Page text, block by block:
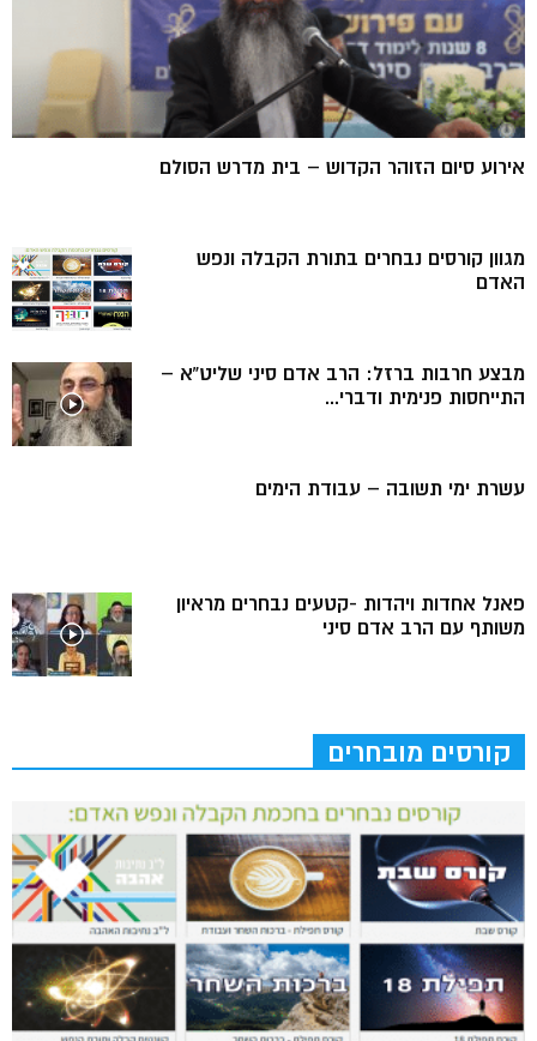
אירוע סיום הזוהר הקדוש – בית מדרש הסולם
מגוון קורסים נבחרים בתורת הקבלה ונפש
האדם
מבצע חרבות ברזל: הרב אדם סיני שליט”א –
התייחסות פנימית ודברי...
עשרת ימי תשובה – עבודת הימים
פאנל אחדות ויהדות -קטעים נבחרים מראיון
משותף עם הרב אדם סיני
קורסים מובחרים